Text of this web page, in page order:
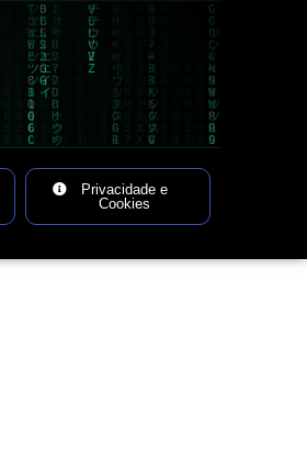
Privacidade e
Cookies